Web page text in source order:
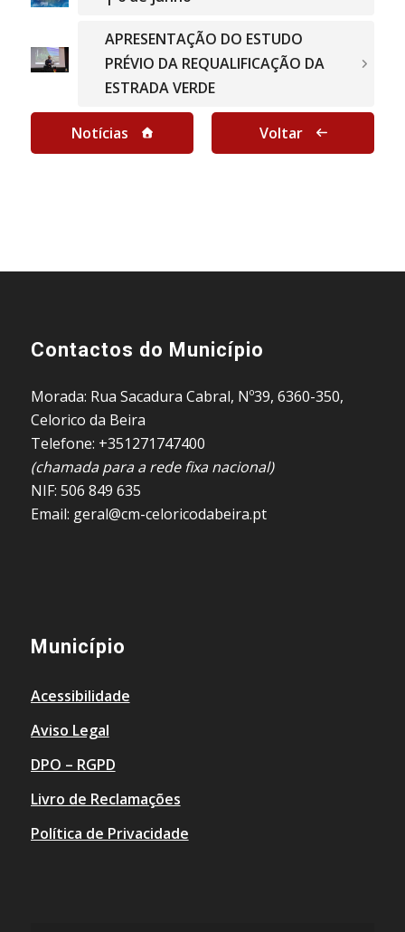
APRESENTAÇÃO DO ESTUDO
PRÉVIO DA REQUALIFICAÇÃO DA
ESTRADA VERDE
Notícias Voltar
Contactos do Município
Morada: Rua Sacadura Cabral, Nº39, 6360-350,
Celorico da Beira
Telefone: +351271747400
(chamada para a rede fixa nacional)
NIF: 506 849 635
Email: geral@cm-celoricodabeira.pt
Município
Acessibilidade
Aviso Legal
DPO – RGPD
Livro de Reclamações
Política de Privacidade